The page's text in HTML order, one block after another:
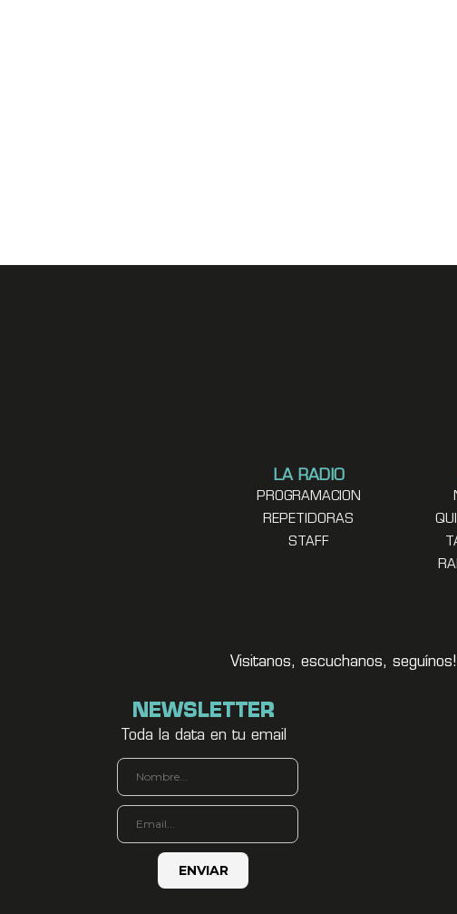
LA RADIO
PROGRAMACION
REPETIDORAS
STAFF
Visitanos, escuchanos,
NEWSLETTER
Toda la data en tu email